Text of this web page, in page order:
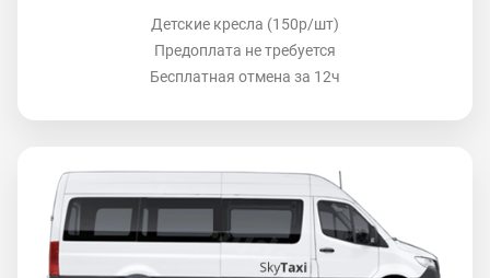
Детские кресла (150р/шт)
Предоплата не требуется
Бесплатная отмена за 12ч